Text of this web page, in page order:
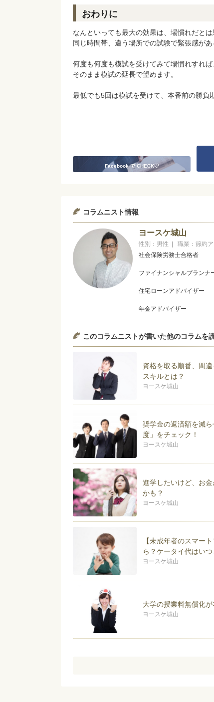
おわりに
なんといっても最大の効果は、場慣れだとは
同じ時間帯、違う場所での試験で緊張感が
何度も何度も模試を受けてみて場慣れすれ
そのまま模試の延長で望めます。
最低でも5回は模試を受けて、本番前の勝負
Facebook で CHECK♡
コラムニスト情報
ヨースケ城山
性別：男性 | 職業：節約ア
社会保険労務士合格者
ファイナンシャルプランナ
住宅ローンアドバイザー
年金アドバイザー
みを知る。その後、大手ス
を養う。またその手腕によ
著書「給料そのままで月
ラクして貯めるをモットー
ブログでいつも取り上げ
著書は『給料そのままで
ーン地獄に落ちない為の家
http://
では、節約だけではなく
【著書】
2012年 給料そのままで「
2016年 「子供の教育費は
2017年 給料そのままで
2017年 老後資金は49.9
2017年 人生の3大支出「
このコラムニストが書いた他のコラムを
資格を取る順番、間
スキルとは？
ヨースケ城山
奨学金の返済額を減
度」をチェック！
ヨースケ城山
進学したいけど、お
かも？
ヨースケ城山
【未成年者のスマー
ら？ケータイ代はい
ヨースケ城山
大学の授業料無償化
ヨースケ城山